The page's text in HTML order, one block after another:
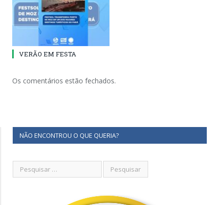
VERÃO EM FESTA
Os comentários estão fechados.
NÃO ENCONTROU O QUE QUERIA?